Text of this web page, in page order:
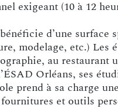
exigeant (10 à 12
d’une surface
modelage, etc.) Les
au restaurant
Orléans, ses
prend à sa charge
et outils